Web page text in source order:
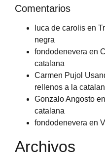
Comentarios
luca de carolis en
negra
fondodenevera en
catalana
Carmen Pujol
rellenos a la
Gonzalo Angosto en
catalana
fondodenevera en
Archivos